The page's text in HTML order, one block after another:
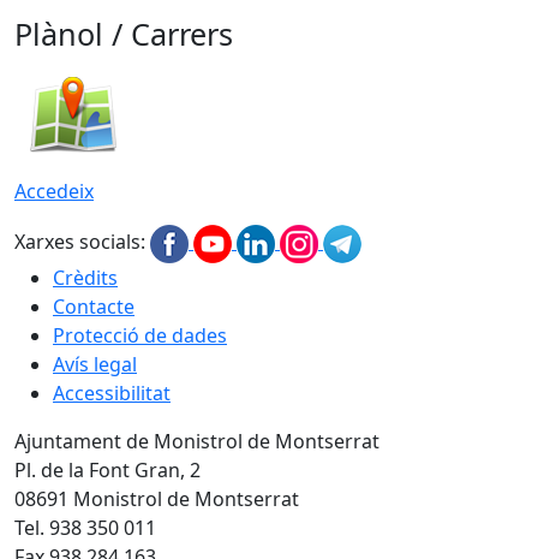
Plànol / Carrers
Accedeix
Xarxes socials:
Crèdits
Contacte
Protecció de dades
Avís legal
Accessibilitat
Ajuntament de Monistrol de Montserrat
Pl. de la Font Gran, 2
08691 Monistrol de Montserrat
Tel. 938 350 011